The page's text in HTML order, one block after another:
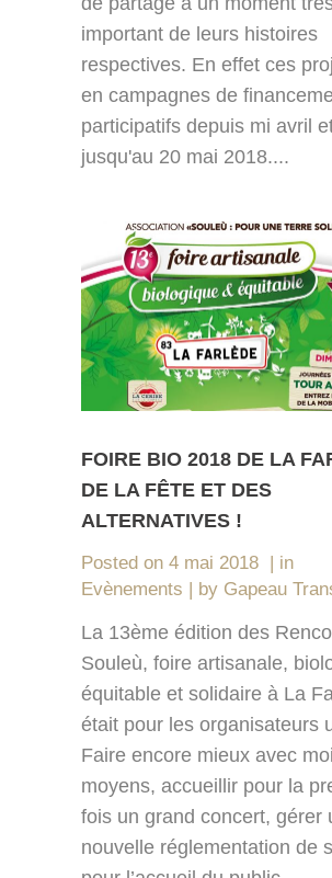
important de leurs histoires
respectives. En effet ces
en campagnes de
participatifs depuis mi avril
jusqu'au 20 mai 2018....
FOIRE BIO 2018 DE LA
DE LA FÊTE ET DES
ALTERNATIVES !
Posted on 4 mai 2018
in
Evènements
by Gapeau
La 13ème édition des
Souleù, foire artisanale,
équitable et solidaire à La
était pour les organisateurs
Faire encore mieux avec
moyens, accueillir pour la
fois un grand concert, gérer
nouvelle réglementation de